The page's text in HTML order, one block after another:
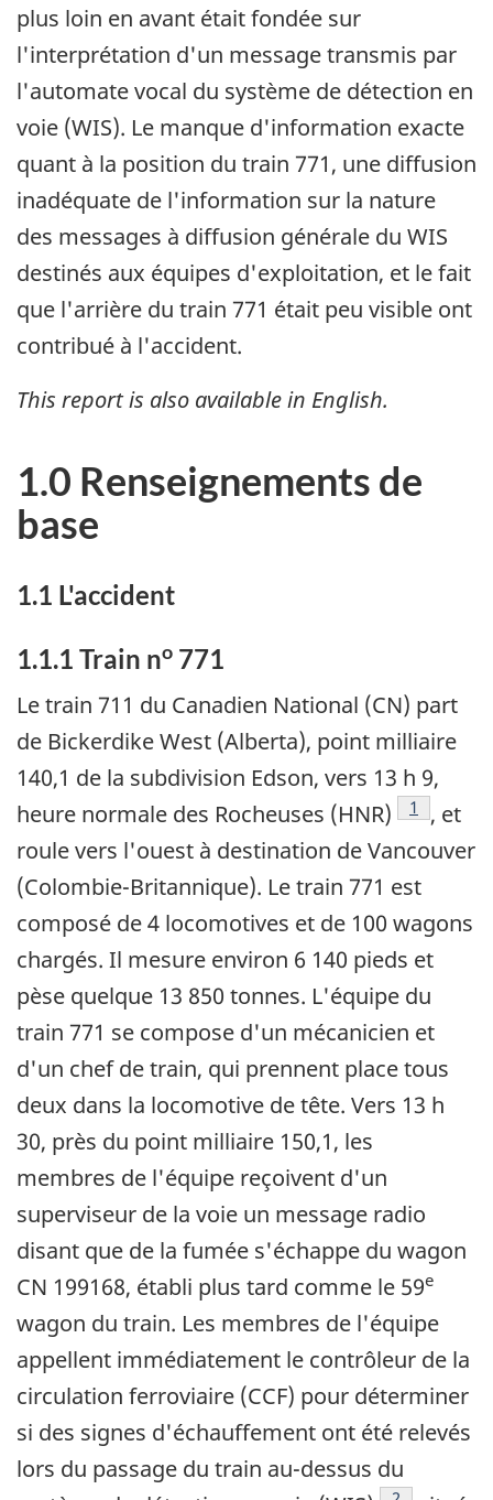
plus loin en avant était fondée sur
l'interprétation d'un message transmis par
l'automate vocal du système de détection en
voie (WIS). Le manque d'information exacte
quant à la position du train 771, une diffusion
inadéquate de l'information sur la nature
des messages à diffusion générale du WIS
destinés aux équipes d'exploitation, et le fait
que l'arrière du train 771 était peu visible ont
contribué à l'accident.
This report is also available in English.
1.0 Renseignements de
base
1.1 L'accident
1.1.1 Train no 771
Le train 711 du Canadien National (CN) part
de Bickerdike West (Alberta), point milliaire
140,1 de la subdivision Edson, vers 13 h 9,
heure normale des Rocheuses (HNR)
Note de
1
, et
roule vers l'ouest à destination de Vancouver
(Colombie-Britannique). Le train 771 est
composé de 4 locomotives et de 100 wagons
chargés. Il mesure environ 6 140 pieds et
pèse quelque 13 850 tonnes. L'équipe du
train 771 se compose d'un mécanicien et
d'un chef de train, qui prennent place tous
deux dans la locomotive de tête. Vers 13 h
30, près du point milliaire 150,1, les
membres de l'équipe reçoivent d'un
superviseur de la voie un message radio
disant que de la fumée s'échappe du wagon
CN 199168, établi plus tard comme le 59e
wagon du train. Les membres de l'équipe
appellent immédiatement le contrôleur de la
circulation ferroviaire (CCF) pour déterminer
si des signes d'échauffement ont été relevés
lors du passage du train au-dessus du